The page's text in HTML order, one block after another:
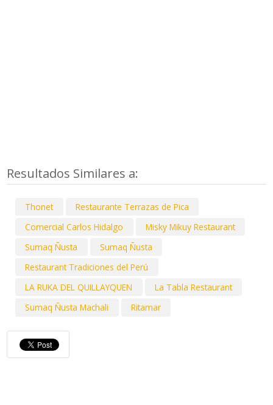
Resultados Similares a:
Thonet
Restaurante Terrazas de Pica
Comercial Carlos Hidalgo
Misky Mikuy Restaurant
Sumaq Ñusta
Sumaq Ñusta
Restaurant Tradiciones del Perú
LA RUKA DEL QUILLAYQUEN
La Tabla Restaurant
Sumaq Ñusta Machali
Ritamar